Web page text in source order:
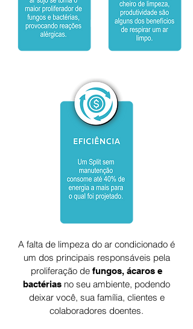
A falta de limpeza do ar condicionado é
um dos principais responsáveis pela
proliferação de fungos, ácaros e
bactérias no seu ambiente, podendo
deixar você, sua família, clientes e
colaboradores doentes.